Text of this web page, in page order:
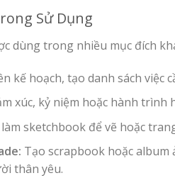
Sử Dụng
dùng trong nhiều mục đích
kế hoạch, tạo danh sách việc
xúc, kỷ niệm hoặc hành trình
sketchbook để vẽ hoặc
Tạo scrapbook hoặc
thân yêu.